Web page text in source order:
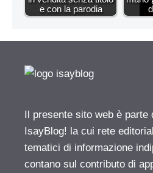
e con la parodia
Il presente sito web è parte
IsayBlog! la cui rete
tematici di informazione
contano sul contributo di